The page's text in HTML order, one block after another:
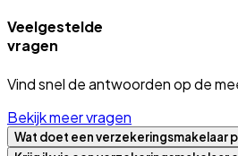
Veelgestelde
vragen
Vind snel de antwoorden op de
Bekijk meer vragen
Wat doet een verzekeringsmakelaar